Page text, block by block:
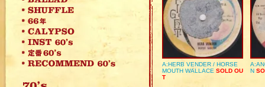
A:HERB VENDER / HORSE
MOUTH WALLACE SOLD OU
T
N